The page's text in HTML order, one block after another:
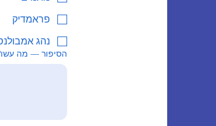
פראמדיק
נהג
הסיפור — מה